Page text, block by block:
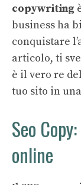
copywriting
business ha
conquistare
articolo, ti
è il vero re
tuo sito in
Seo
online